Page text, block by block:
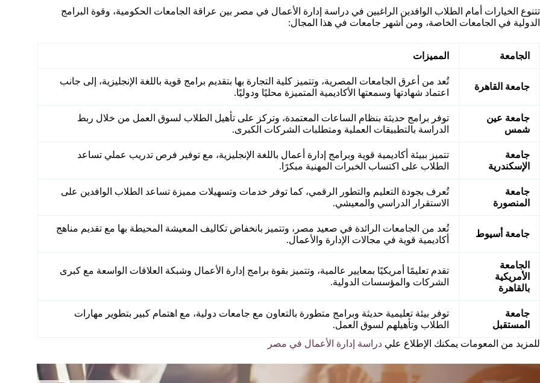
تتنوع الخيارات أمام الطلاب الوافدين الراغبين في دراسة إدارة الأعمال في مصر بين عراقة الجامعات الحكومية، وقوة البرامج
الدولية في الجامعات الخاصة، ومن أشهر جامعات في هذا المجال:
الجامعة المميزات
جامعة القاهرة
تُعد من أعرق الجامعات المصرية، وتتميز كلية التجارة بها بتقديم برامج قوية باللغة الإنجليزية، إلى جانب
اعتماد شهادتها وسمعتها الأكاديمية المتميزة محليًا ودوليًا.
جامعة عين
شمس
توفر برامج حديثة بنظام الساعات المعتمدة، وتركز على تأهيل الطلاب لسوق العمل من خلال ربط
الدراسة بالتطبيقات العملية ومتطلبات الشركات الكبرى.
جامعة
الإسكندرية
تتميز ببيئة أكاديمية قوية وبرامج إدارة أعمال باللغة الإنجليزية، مع توفير فرص تدريب عملي تساعد
الطلاب على اكتساب الخبرات المهنية مبكرًا.
جامعة
المنصورة
تُعرف بجودة التعليم والتطور الرقمي، كما توفر خدمات وتسهيلات مميزة تساعد الطلاب الوافدين على
الاستقرار الدراسي والمعيشي.
جامعة أسيوط
تُعد من الجامعات الرائدة في صعيد مصر، وتتميز بانخفاض تكاليف المعيشة المحيطة بها مع تقديم مناهج
أكاديمية قوية في مجالات الإدارة والأعمال.
الجامعة
الأمريكية
بالقاهرة
تقدم تعليمًا أمريكيًا بمعايير عالمية، وتتميز بقوة برامج إدارة الأعمال وشبكة العلاقات الواسعة مع كبرى
الشركات والمؤسسات الدولية.
جامعة
المستقبل
توفر بيئة تعليمية حديثة وبرامج متطورة بالتعاون مع جامعات دولية، مع اهتمام كبير بتطوير مهارات
الطلاب وتأهيلهم لسوق العمل.
للمزيد من المعومات يمكنك الإطلاع علي دراسة إدارة الأعمال في مصر